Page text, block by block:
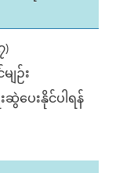
)
ျဉ်း
ပေးနိုင်ပါရန်